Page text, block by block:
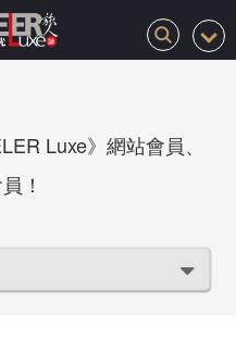
Luxe》網站會員、
！